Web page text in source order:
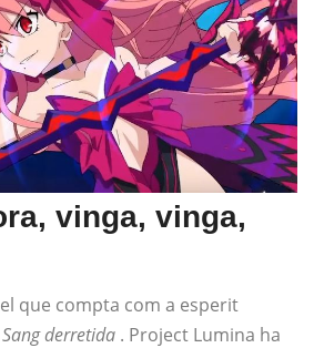
vinga, vinga,
que compta com a esperit
Sang derretida . Project Lumina ha